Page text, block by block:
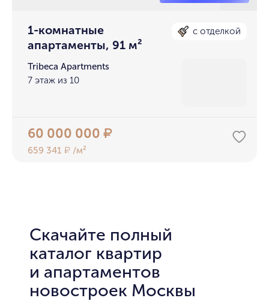
1-комнатные
апартаменты, 91 м²
с отделкой
Tribeca Apartments
7 этаж из 10
60 000 000₽
659 341₽ /м²
Скачайте полный
каталог квартир
и апартаментов
новостроек Москвы